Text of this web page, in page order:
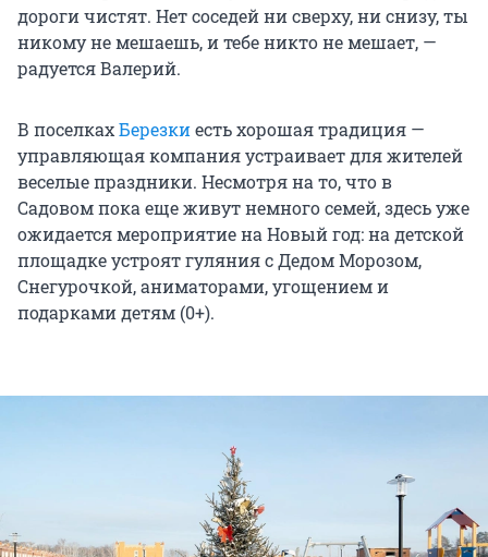
дороги чистят. Нет соседей ни сверху, ни снизу, ты
никому не мешаешь, и тебе никто не мешает, —
радуется Валерий.
В поселкахБерезкиесть хорошая традиция —
управляющая компания устраивает для жителей
веселые праздники. Несмотря на то, что в
Садовом пока еще живут немного семей, здесь уже
ожидается мероприятие на Новый год: на детской
площадке устроят гуляния с Дедом Морозом,
Снегурочкой, аниматорами, угощением и
подарками детям (0+).